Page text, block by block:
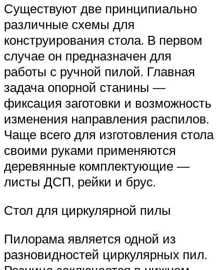
Существуют две принципиально
различные схемы для
конструирования стола. В первом
случае он предназначен для
работы с ручной пилой. Главная
задача опорной станины —
фиксация заготовки и возможность
изменения направления распилов.
Чаще всего для изготовления стола
своими руками применяются
деревянные комплектующие —
листы ДСП, рейки и брус.
Стол для циркулярной пилы
Пилорама является одной из
разновидностей циркулярных пил.